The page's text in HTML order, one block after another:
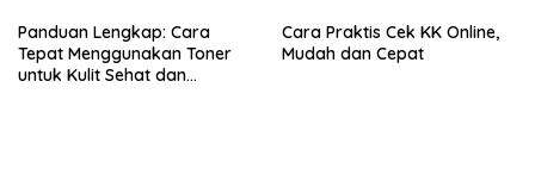
Panduan Lengkap: Cara
Tepat Menggunakan Toner
untuk Kulit Sehat dan
Cara Praktis Cek KK Online,
Mudah dan Cepat